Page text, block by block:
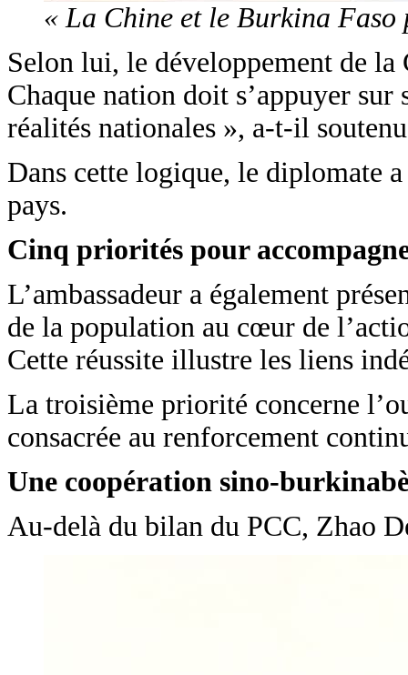
« La Chine et le Burkina Faso
Selon lui, le développement de la
Chaque nation doit s’appuyer
réalités nationales », a-t-il
Dans cette logique, le diplomate
pays.
Cinq priorités pour
L’ambassadeur a également
de la population au cœur de
Cette réussite illustre les liens
La troisième priorité concerne
consacrée au renforcement
Une coopération sino-
Au-delà du bilan du PCC, Zhao